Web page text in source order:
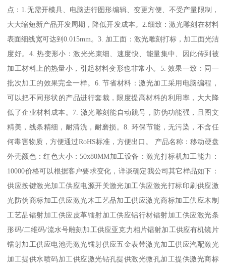
点：1.无需开模具、电脑进行图形编辑、变更方便、不受产量限制，
大大缩短新产品开发周期，降低开发成本。2.细致：激光雕刻在材料
表面细线宽可达到0.015mm。3. 加工面：激光雕刻打标，加工面光洁
度好。4. 热变形小：激光光束细、速度快、能量集中、因此传到被
加工材料上的热量小，引起材料变形也非常小。5. 效果一致：同一
批次加工的效果完全一样。6. 节省材料：激光加工采用电脑编程，
可以把不同形状的产品进行套裁，限度提高材料的利用率，大大降
低了企业材料成本。7. 激光雕刻能自动跳号，防伪功能强，且图文
精美，线条精细，耐清洗，耐磨损。8. 环保节能，无污染，不含任
何毒害物质，方便通过RoHS标准，方便出口。 产品名称：移动硬盘
外壳颜色：红色大小：50x80MM加工设备：激光打标机加工能力：
10000价格可以根据客户要求变化，详谈确定我公司其它样品如下：
供应按键激光加工供应电源开关激光加工供应激光打标印刷供应激
光防伪商标加工供应激光木工艺品加工供应激光商标加工供应木制
工艺品镭射加工供应皮革镭射加工供应铝行材镭射加工供应激光条
形码/二维码/流水号雕刻加工供应亚克力相片镭射加工供应有机镜片
镭射加工供应电池壳激光镭射供应五金表带激光加工供应汽配激光
加工提供水喷码加工供应激光钻孔提供激光微孔加工提供激光商标